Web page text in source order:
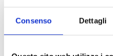
Consenso Dettagli